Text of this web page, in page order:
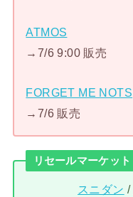
ATMOS
→7/6 9:00 販売
FORGET ME NOTS
→7/6 販売
リセールマーケット
スニダン /